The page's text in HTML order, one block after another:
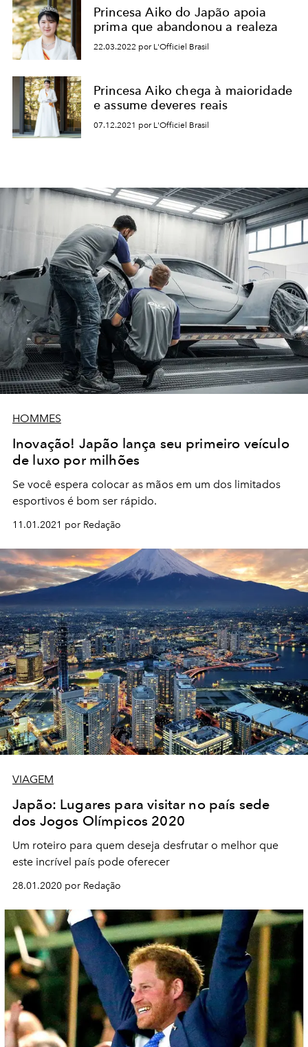
Princesa Aiko do Japão apoia
prima que abandonou a realeza
22.03.2022 por L'Officiel Brasil
Princesa Aiko chega à maioridade
e assume deveres reais
07.12.2021 por L'Officiel Brasil
HOMMES
Inovação! Japão lança seu primeiro veículo
de luxo por milhões
Se você espera colocar as mãos em um dos limitados
esportivos é bom ser rápido.
11.01.2021 por Redação
VIAGEM
Japão: Lugares para visitar no país sede
dos Jogos Olímpicos 2020
Um roteiro para quem deseja desfrutar o melhor que
este incrível país pode oferecer
28.01.2020 por Redação